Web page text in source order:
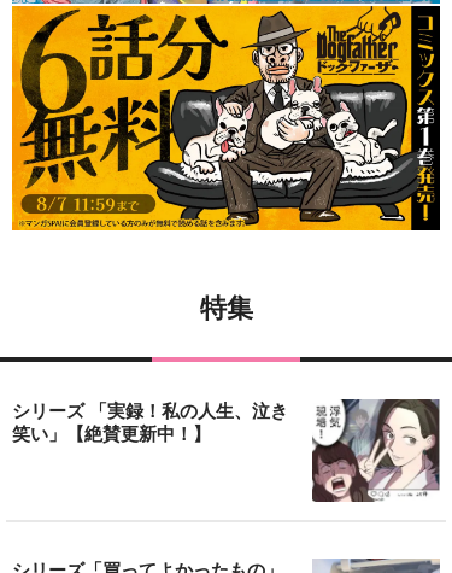
特集
シリーズ 「実録！私の人生、泣き
笑い」【絶賛更新中！】